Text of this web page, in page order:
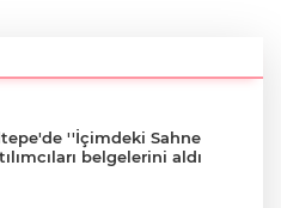
''İçimdeki Sahne
belgelerini aldı